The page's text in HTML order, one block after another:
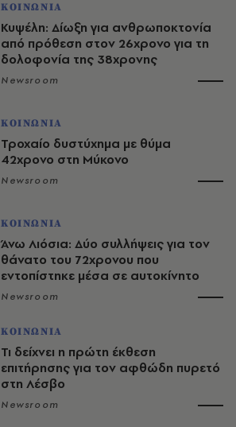
ΚΟΙΝΩΝΙΑ
Κυψέλη: Δίωξη για ανθρωποκτονία
από πρόθεση στον 26χρονο για τη
δολοφονία της 38χρονης
Newsroom
ΚΟΙΝΩΝΙΑ
Τροχαίο δυστύχημα με θύμα
42χρονο στη Μύκονο
Newsroom
ΚΟΙΝΩΝΙΑ
Άνω Λιόσια: Δύο συλλήψεις για τον
θάνατο του 72χρονου που
εντοπίστηκε μέσα σε αυτοκίνητο
Newsroom
ΚΟΙΝΩΝΙΑ
Τι δείχνει η πρώτη έκθεση
επιτήρησης για τον αφθώδη πυρετό
στη Λέσβο
Newsroom